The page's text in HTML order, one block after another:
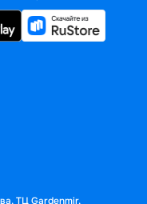
ТЦ Gardenmir,